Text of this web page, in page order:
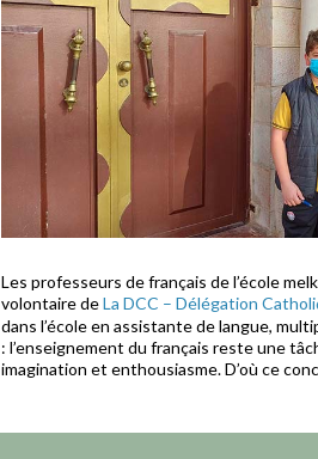
Les professeurs de français de l’école
volontaire deLa DCC – Délégation
dans l’école en assistante de langue,
: l’enseignement du français reste une
imagination et enthousiasme. D’où ce